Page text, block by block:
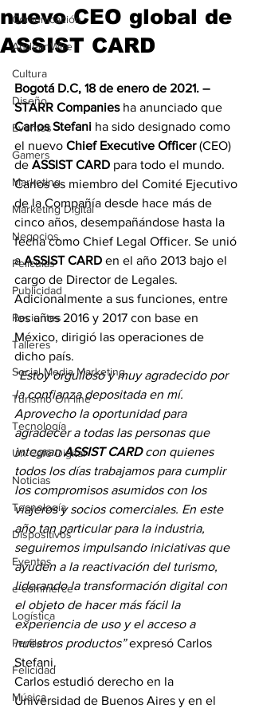
Comunicación
AndeanWire
Cultura
Diseño
Eventos
Gamers
Marketing
Marketing Digital
Negocios
Películas
Publicidad
Recientes
Talleres
Social Media Marketing
Turismo On line
Tecnología
Un Café Digital
Noticias
Tecnología
Dispositivos
Eventos
e-commerce
Logística
Perfiles
Felicidad
Música
nuevo CEO global de
ASSIST CARD
Bogotá D.C, 18 de enero de 2021. –
STARR Companies ha anunciado que
Carlos Stefani ha sido designado como
el nuevo Chief Executive Officer (CEO)
de ASSIST CARD para todo el mundo.
Carlos es miembro del Comité Ejecutivo
de la Compañía desde hace más de
cinco años, desempañándose hasta la
fecha como Chief Legal Officer. Se unió
a ASSIST CARD en el año 2013 bajo el
cargo de Director de Legales.
Adicionalmente a sus funciones, entre
los años 2016 y 2017 con base en
México, dirigió las operaciones de
dicho país.
“Estoy orgulloso y muy agradecido por
la confianza depositada en mí.
Aprovecho la oportunidad para
agradecer a todas las personas que
integran ASSIST CARD con quienes
todos los días trabajamos para cumplir
los compromisos asumidos con los
viajeros y socios comerciales. En este
año tan particular para la industria,
seguiremos impulsando iniciativas que
ayuden a la reactivación del turismo,
liderando la transformación digital con
el objeto de hacer más fácil la
experiencia de uso y el acceso a
nuestros productos” expresó Carlos
Stefani.
Carlos estudió derecho en la
Universidad de Buenos Aires y en el